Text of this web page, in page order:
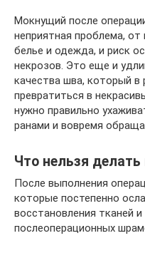
Мокнущий после
неприятная проблема,
белье и одежда, и риск
некрозов. Это еще и
качества шва, который в
превратиться в
нужно правильно
ранами и вовремя
Что нельзя
После выполнения
которые постепенно
восстановления тканей
послеоперационных